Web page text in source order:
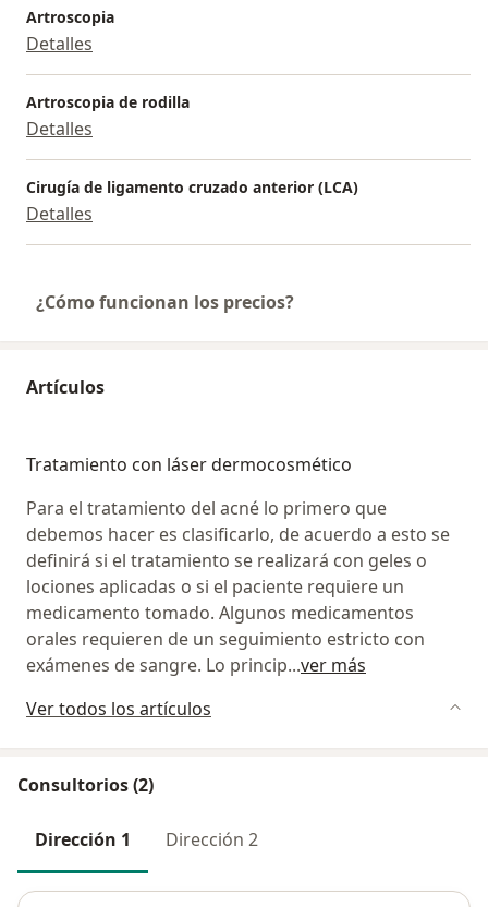
Artroscopia
Detalles
Artroscopia de rodilla
Detalles
Cirugía de ligamento cruzado anterior (LCA)
Detalles
¿Cómo funcionan los precios?
Artículos
Tratamiento con láser dermocosmético
Para el tratamiento del acné lo primero que
debemos hacer es clasificarlo, de acuerdo a esto se
definirá si el tratamiento se realizará con geles o
lociones aplicadas o si el paciente requiere un
medicamento tomado. Algunos medicamentos
orales requieren de un seguimiento estricto con
exámenes de sangre. Lo princip...ver más
Ver todos los artículos
Consultorios (2)
Dirección 1 Dirección 2